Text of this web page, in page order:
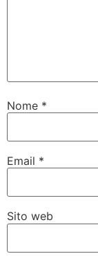
Nome *
Email *
Sito web